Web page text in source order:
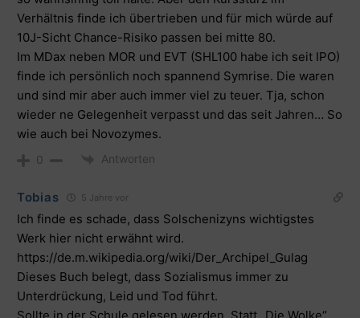
Verhältnis finde ich übertrieben und für mich würde auf
10J-Sicht Chance-Risiko passen bei mitte 80.
Im MDax neben MOR und EVT (SHL100 habe ich seit IPO)
finde ich persönlich noch spannend Symrise. Die waren
und sind mir aber auch immer viel zu teuer. Tja, schon
wieder ne Gelegenheit verpasst und das seit Jahren… So
wie auch bei Novozymes.
0 Antworten
Tobias 5 Jahre vor
Ich finde es schade, dass Solschenizyns wichtigstes
Werk hier nicht erwähnt wird.
https://de.m.wikipedia.org/wiki/Der_Archipel_Gulag
Dieses Buch belegt, dass Sozialismus immer zu
Unterdrückung, Leid und Tod führt.